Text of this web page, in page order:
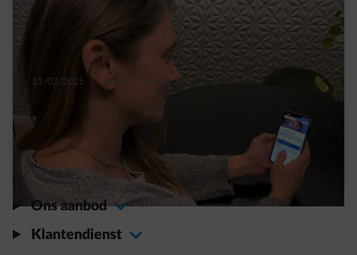
11/03/2025 | 1 min. Suzanne M.
Met de Smart App van ENGIE slagen Céline
en Basile erin om energie te besparen
Read more
Ons aanbod
Klantendienst